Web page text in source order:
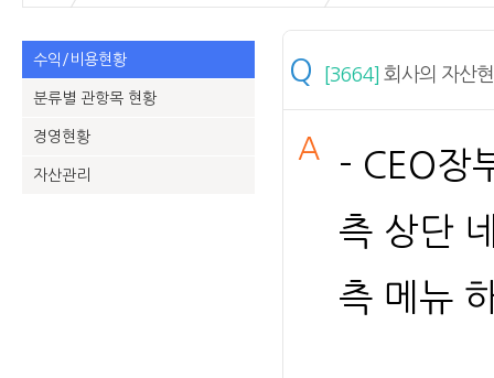
수익/비용현황
분류별 관항목 현황
경영현황
자산관리
Q [3664] 회사의 자산
A
- CEO장
측 상단
측 메뉴